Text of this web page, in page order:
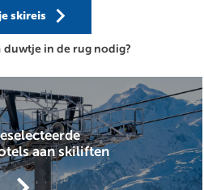
skireis keyboard_arrow_right
duwtje in de rug nodig?
aan skiliften